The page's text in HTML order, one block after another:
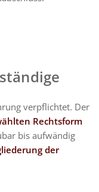
verpflichtet. Der
Rechtsform
bis aufwändig
der